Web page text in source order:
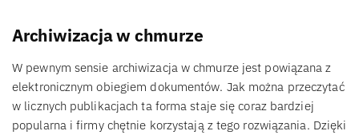
Archiwizacja w chmurze
W pewnym sensie archiwizacja w chmurze jest powiązana z
elektronicznym obiegiem dokumentów. Jak można przeczytać
w licznych publikacjach ta forma staje się coraz bardziej
popularna i firmy chętnie korzystają z tego rozwiązania. Dzięki